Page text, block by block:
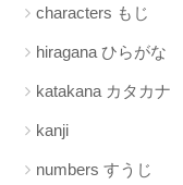
characters もじ
hiragana ひらがな
katakana カタカナ
kanji
numbers すうじ